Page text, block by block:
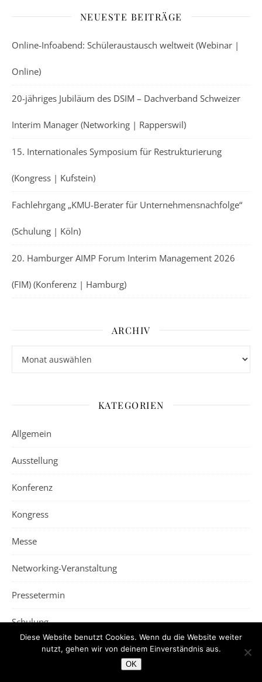
NEUESTE BEITRÄGE
Online-Infoabend: Schüleraustausch weltweit (Webinar |
Online)
20-jähriges Jubiläum des DSIM – Dachverband Schweizer
Interim Manager (Networking | Rapperswil)
15. Internationales Symposium für Restrukturierung
(Kongress | Kufstein)
Fachlehrgang „KMU-Berater für Unternehmensnachfolge“
(Schulung | Köln)
20. Hamburger AIMP Forum Interim Management 2026
(FIM) (Konferenz | Hamburg)
ARCHIV
KATEGORIEN
Allgemein
Ausstellung
Konferenz
Kongress
Messe
Networking-Veranstaltung
Pressetermin
Schulung
Seminar
Diese Website benutzt Cookies. Wenn du die Website weiter
nutzt, gehen wir von deinem Einverständnis aus.
OK